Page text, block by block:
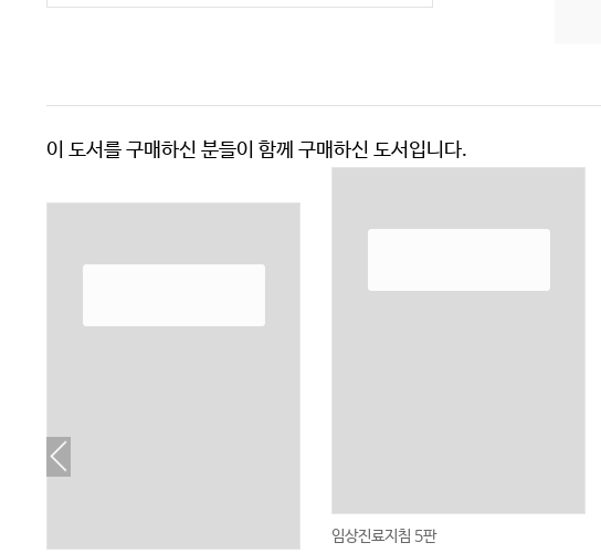
이 도서를 구매하신 분들이 함께 구매하신 도서입니다.
임상진료지침 5판